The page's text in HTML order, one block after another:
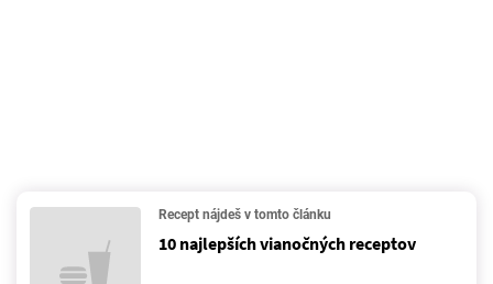
Recept nájdeš v tomto článku
10 najlepších vianočných receptov